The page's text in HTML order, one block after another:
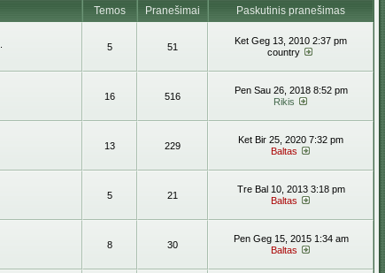
Temos Pranešimai
Paskutinis pranešimas
5 51
Ket Geg 13, 2010 2:37 pm
country
16 516
Pen Sau 26, 2018 8:52 pm
Rikis
13 229
Ket Bir 25, 2020 7:32 pm
Baltas
5 21
Tre Bal 10, 2013 3:18 pm
Baltas
8 30
Pen Geg 15, 2015 1:34 am
Baltas